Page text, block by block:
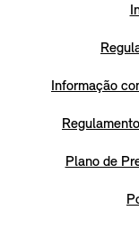
Informação
Plano de